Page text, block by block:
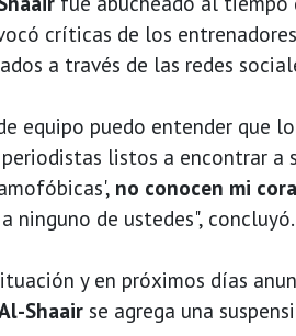
críticas de los
a través de las redes
equipo puedo entender que
periodistas listos a encontrar
no conocen mi
ninguno de ustedes", concluyó.
y en próximos días
Shaair se agrega una